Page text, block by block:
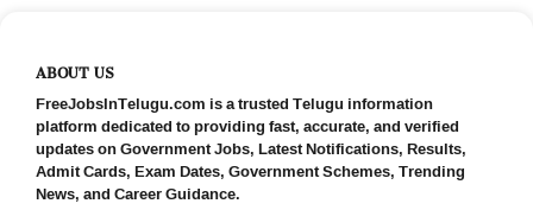
ABOUT US
FreeJobsInTelugu.com is a trusted Telugu information
platform dedicated to providing fast, accurate, and verified
updates on Government Jobs, Latest Notifications, Results,
Admit Cards, Exam Dates, Government Schemes, Trending
News, and Career Guidance.